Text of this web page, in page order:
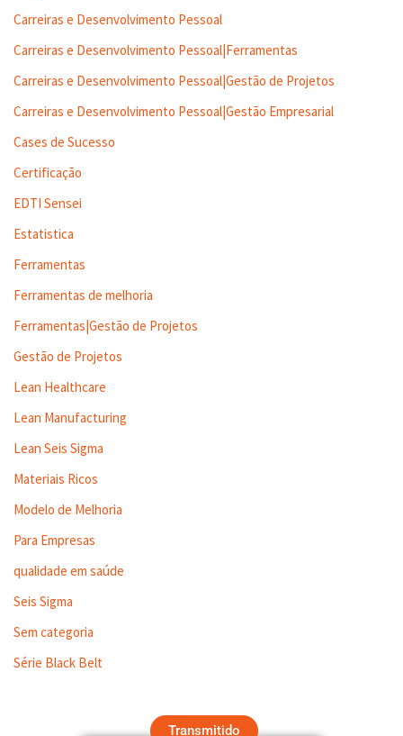
Carreiras e Desenvolvimento Pessoal
Carreiras e Desenvolvimento Pessoal|Ferramentas
Carreiras e Desenvolvimento Pessoal|Gestão de Projetos
Carreiras e Desenvolvimento Pessoal|Gestão Empresarial
Cases de Sucesso
Certificação
EDTI Sensei
Estatistica
Ferramentas
Ferramentas de melhoria
Ferramentas|Gestão de Projetos
Gestão de Projetos
Lean Healthcare
Lean Manufacturing
Lean Seis Sigma
Materiais Ricos
Modelo de Melhoria
Para Empresas
qualidade em saúde
Seis Sigma
Sem categoria
Série Black Belt
Transmitido